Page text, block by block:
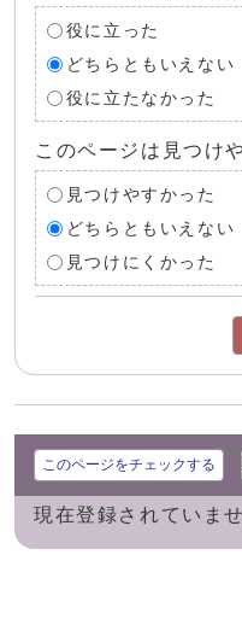
役に立った
どちらともいえない
役に立たなかった
このページは見つけ
見つけやすかった
どちらともいえない
見つけにくかった
このページをチェックする
現在登録されていませ